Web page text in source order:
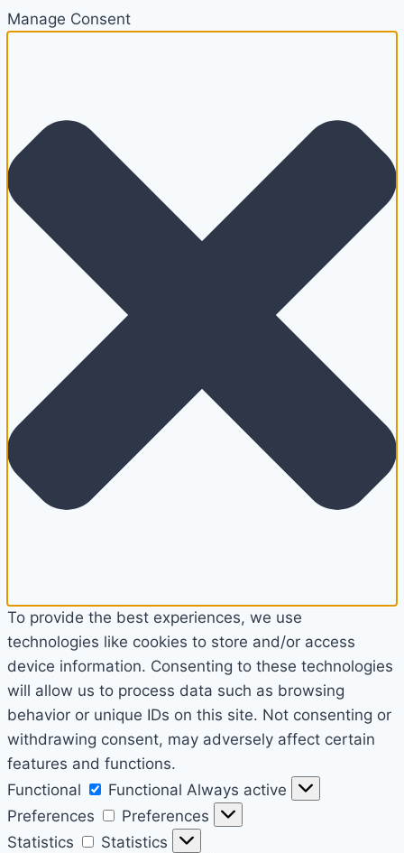
Manage Consent
To provide the best experiences, we use
technologies like cookies to store and/or access
device information. Consenting to these technologies
will allow us to process data such as browsing
behavior or unique IDs on this site. Not consenting or
withdrawing consent, may adversely affect certain
features and functions.
Functional
Functional Always active
Preferences
Preferences
Statistics
Statistics